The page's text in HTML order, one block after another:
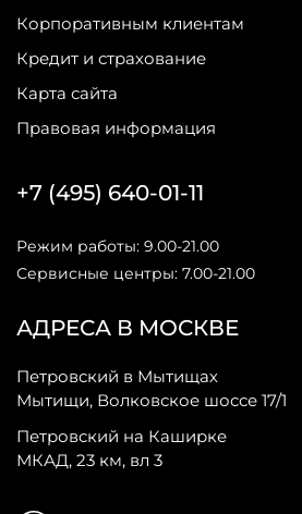
Корпоративным клиентам
Кредит и страхование
Карта сайта
Правовая информация
АДРЕСА В МОСКВЕ
Петровский в Мытищах
Мытищи, Волковское шоссе 17/1
Петровский на Каширке
МКАД, 23 км, вл 3
+7 (495) 640-01-11
Режим работы: 9.00-21.00
Сервисные центры: 7.00-21.00